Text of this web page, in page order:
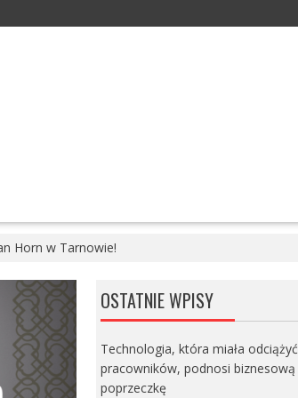
Horn w Tarnowie!
OSTATNIE WPISY
Technologia, która miała odciążyć
pracowników, podnosi biznesową
poprzeczkę